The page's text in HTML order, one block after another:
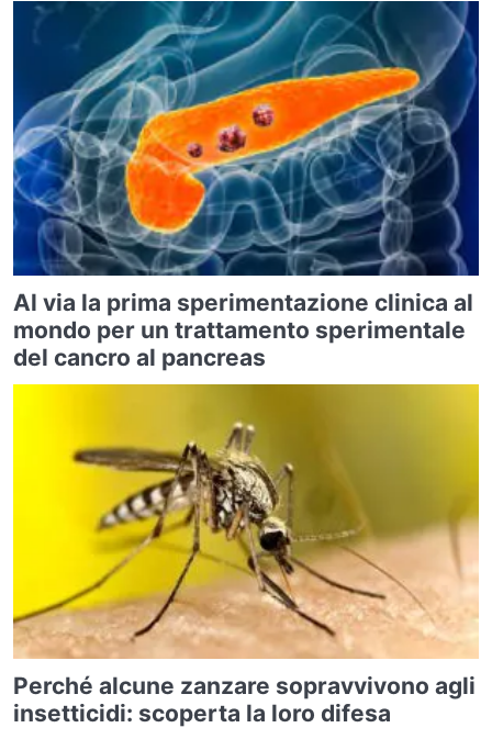
Al via la prima sperimentazione clinica al
mondo per un trattamento sperimentale
del cancro al pancreas
Perché alcune zanzare sopravvivono agli
insetticidi: scoperta la loro difesa